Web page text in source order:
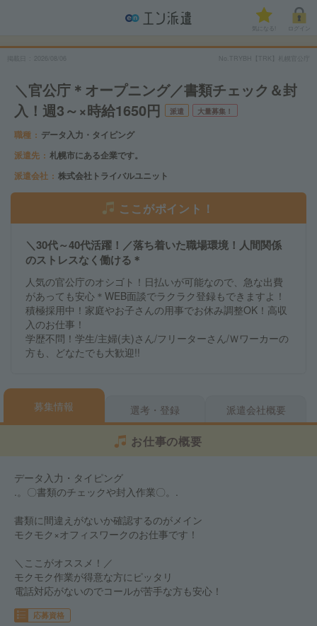
気になる!
No.TRYBH【TRK】札幌官公庁
＼官公庁＊オープニング／書類チェック＆封
入！週3～×時給1650円
派遣 大量募集！
職種
データ入力・タイピング
派遣先
札幌市にある企業です。
派遣会社
株式会社トライバルユニット
ここがポイント！
＼30代～40代活躍！／落ち着いた職場環境！人間関係
のストレスなく働ける＊
人気の官公庁のオシゴト！日払いが可能なので、急な出費
があっても安心＊WEB面談でラクラク登録もできますよ！
積極採用中！家庭やお子さんの用事でお休み調整OK！高収
入のお仕事！
学歴不問！学生/主婦(夫)さん/フリーターさん/Ｗワーカーの
方も、どなたでも大歓迎!!
募集情報 選考・登録 派遣会社概要
お仕事の概要
データ入力・タイピング
.。〇書類のチェックや封入作業〇。.
書類に間違えがないか確認するのがメイン
モクモク×オフィスワークのお仕事です！
＼ここがオススメ！／
モクモク作業が得意な方にピッタリ
電話対応がないのでコールが苦手な方も安心！
応募資格